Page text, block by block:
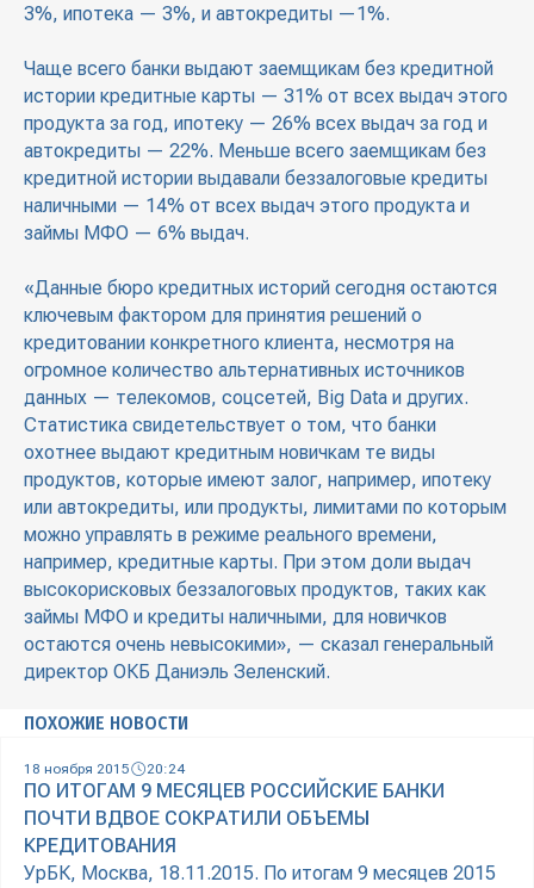
3%, ипотека — 3%, и автокредиты —1%.
Чаще всего банки выдают заемщикам без кредитной
истории кредитные карты — 31% от всех выдач этого
продукта за год, ипотеку — 26% всех выдач за год и
автокредиты — 22%. Меньше всего заемщикам без
кредитной истории выдавали беззалоговые кредиты
наличными — 14% от всех выдач этого продукта и
займы МФО — 6% выдач.
«Данные бюро кредитных историй сегодня остаются
ключевым фактором для принятия решений о
кредитовании конкретного клиента, несмотря на
огромное количество альтернативных источников
данных — телекомов, соцсетей, Big Data и других.
Статистика свидетельствует о том, что банки
охотнее выдают кредитным новичкам те виды
продуктов, которые имеют залог, например, ипотеку
или автокредиты, или продукты, лимитами по которым
можно управлять в режиме реального времени,
например, кредитные карты. При этом доли выдач
высокорисковых беззалоговых продуктов, таких как
займы МФО и кредиты наличными, для новичков
остаются очень невысокими», — сказал генеральный
директор ОКБ Даниэль Зеленский.
ПОХОЖИЕ НОВОСТИ
18 ноября 2015 20:24
ПО ИТОГАМ 9 МЕСЯЦЕВ РОССИЙСКИЕ БАНКИ
ПОЧТИ ВДВОЕ СОКРАТИЛИ ОБЪЕМЫ
КРЕДИТОВАНИЯ
УрБК, Москва, 18.11.2015. По итогам 9 месяцев 2015